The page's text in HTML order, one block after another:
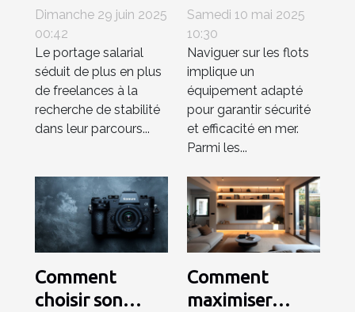
renforce la
sécurité
professionnelle
des freelances ?
Dimanche 29 juin 2025
00:42
Le portage salarial
séduit de plus en plus
de freelances à la
recherche de stabilité
dans leur parcours...
VHF marine
idéale pour vos
besoins en
navigation
Samedi 10 mai 2025
10:30
Naviguer sur les flots
implique un
équipement adapté
pour garantir sécurité
et efficacité en mer.
Parmi les...
Comment
choisir son
Comment
maximiser